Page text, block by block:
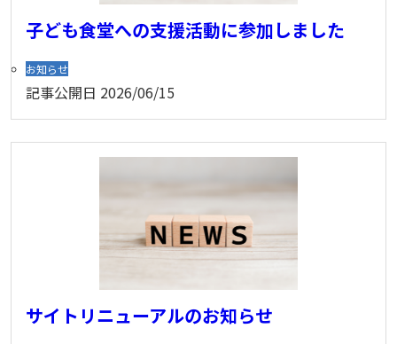
子ども食堂への支援活動に参加しました
お知らせ
記事公開日 2026/06/15
サイトリニューアルのお知らせ